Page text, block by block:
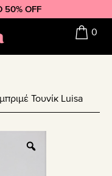
50% OFF
0
Τουνίκ Luisa